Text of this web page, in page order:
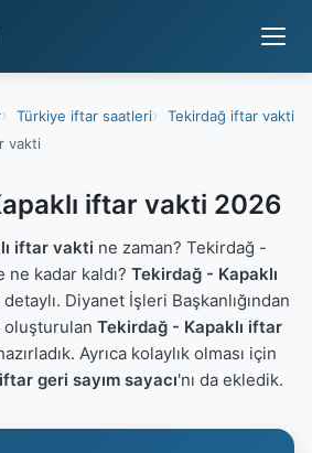
Türkiye iftar saatleri
Tekirdağ iftar vakti
vakti
iftar vakti 2026
iftar vakti ne zaman? Tekirdağ -
ne kadar kaldı? Tekirdağ - Kapaklı
detaylı. Diyanet İşleri Başkanlığından
oluşturulan Tekirdağ - Kapaklı iftar
Ayrıca kolaylık olması için
geri sayım sayacı'nı da ekledik.